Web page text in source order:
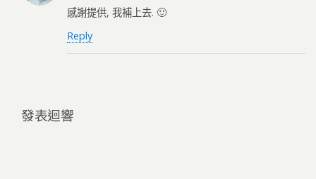
感謝提供, 我補上去. 🙂
Reply
發表迴響